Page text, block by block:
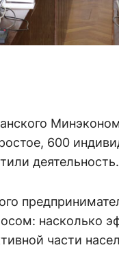
600
деятельность.
насколько
части